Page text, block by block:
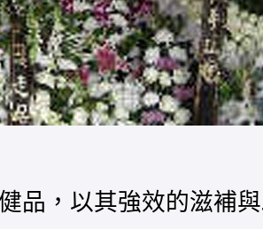
品，以其強效的滋補